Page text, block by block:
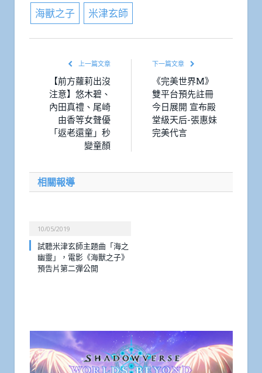
海獸之子 米津玄師
上一篇文章
【前方蘿莉出沒
注意】悠木碧、
內田真禮、尾崎
由香等女聲優
「返老還童」秒
變童顏
下一篇文章
《完美世界M》
雙平台預先註冊
今日展開 宣布殿
堂級天后-張惠妹
完美代言
相關報導
10/05/2019
試聽米津玄師主題曲「海之
幽靈」，電影《海獸之子》
預告片第二彈公開